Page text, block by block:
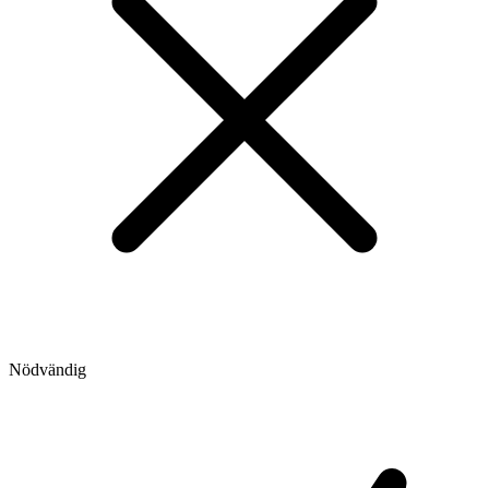
Nödvändig